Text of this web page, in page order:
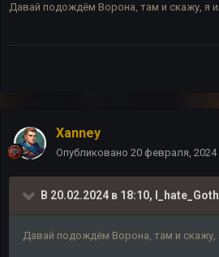
Давай подождём Ворона, там и скажу, я
Xanney
Опубликовано 20 февраля, 2024
В 20.02.2024 в 18:10,
Давай подождём Ворона, там и скажу,